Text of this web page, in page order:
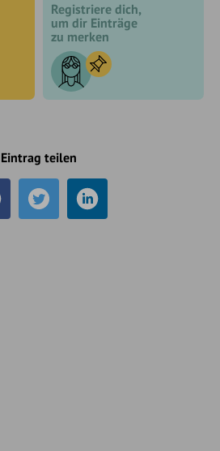
Registriere dich,
um dir Einträge
zu merken
Eintrag teilen